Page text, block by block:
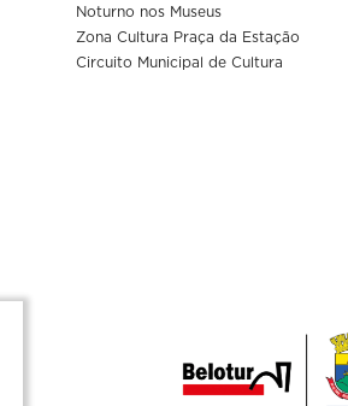
Noturno nos Museus
Zona Cultura Praça da Estação
Circuito Municipal de Cultura